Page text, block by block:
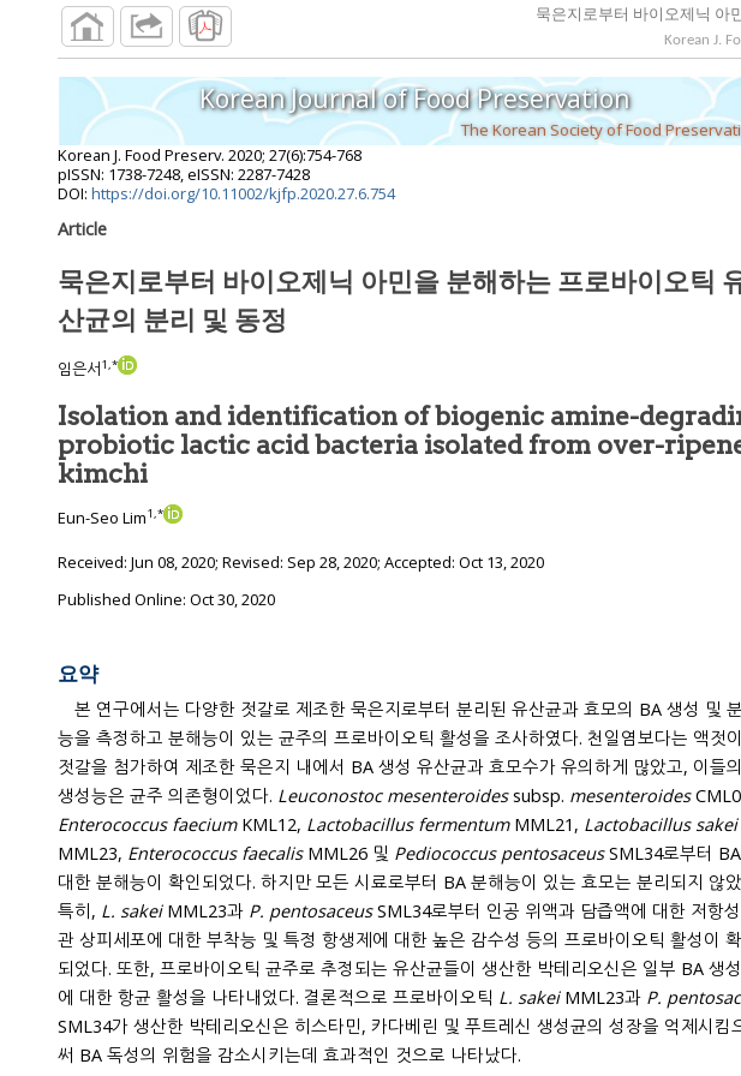
묵은지로부터 바이오제닉 아
Korean J.
Korean Journal of Food Preservation
The Korean Society of Food
Korean J. Food Preserv. 2020; 27(6):754-768
pISSN: 1738-7248, eISSN: 2287-7428
DOI: https://doi.org/10.11002/kjfp.2020.27.6.754
Article
묵은지로부터 바이오제닉 아민을 분해하는 프로바이오틱
산균의 분리 및 동정
임은서1,*
Isolation and identification of biogenic amine-
probiotic lactic acid bacteria isolated from over-ripened
kimchi
Eun-Seo Lim1,*
Received: Jun 08, 2020; Revised: Sep 28, 2020; Accepted: Oct 13, 2020
Published Online: Oct 30, 2020
요약
본 연구에서는 다양한 젓갈로 제조한 묵은지로부터 분리된 유산균과 효모의 BA 생성 및
능을 측정하고 분해능이 있는 균주의 프로바이오틱 활성을 조사하였다. 천일염보다는 액젓이나
젓갈을 첨가하여 제조한 묵은지 내에서 BA 생성 유산균과 효모수가 유의하게 많았고, 이들
생성능은 균주 의존형이었다. Leuconostoc mesenteroidessubsp. mesenteroides
Enterococcus faecium KML12, Lactobacillus fermentumMML21,
Lactobacillus sakei
MML23, Enterococcus faecalisMML26 및 Pediococcus pentosaceusSML34로부터 BA
대한 분해능이 확인되었다. 하지만 모든 시료로부터 BA 분해능이 있는 효모는 분리되지 않았다.
특히, L. sakeiMML23과 P. pentosaceusSML34로부터 인공 위액과 담즙액에 대한 저항
관 상피세포에 대한 부착능 및 특정 항생제에 대한 높은 감수성 등의 프로바이오틱 활성이 확인
되었다. 또한, 프로바이오틱 균주로 추정되는 유산균들이 생산한 박테리오신은 일부 BA 생
에 대한 항균 활성을 나타내었다. 결론적으로 프로바이오틱 L. sakeiMML23과
P.
SML34가 생산한 박테리오신은 히스타민, 카다베린 및 푸트레신 생성균의 성장을 억제시킴
써 BA 독성의 위험을 감소시키는데 효과적인 것으로 나타났다.